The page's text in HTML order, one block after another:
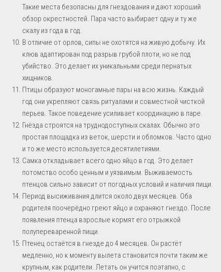
Такие места безопасны для гнездования и дают хороший
обзор окрестностей. Пара часто выбирает одну и ту же
скалу из года в год.
В отличие от орлов, сипы не охотятся на живую добычу. Их
клюв адаптирован под разрыв грубой плоти, но не под
убийство. Это делает их уникальными среди пернатых
хищников.
Птицы образуют моногамные пары на всю жизнь. Каждый
год они укрепляют связь ритуалами и совместной чисткой
перьев. Такое поведение усиливает координацию в паре.
Гнёзда строятся на труднодоступных скалах. Обычно это
простая площадка из веток, шерсти и обломков. Часто одно
и то же место используется десятилетиями.
Самка откладывает всего одно яйцо в год. Это делает
потомство особо ценным и уязвимым. Выживаемость
птенцов сильно зависит от погодных условий и наличия пищи.
Период высиживания длится около двух месяцев. Оба
родителя поочерёдно греют яйцо и охраняют гнездо. После
появления птенца взрослые кормят его отрыжкой
полупереваренной пищи.
Птенец остаётся в гнезде до 4 месяцев. Он растёт
медленно, но к моменту вылета становится почти таким же
крупным, как родители. Летать он учится поэтапно, с